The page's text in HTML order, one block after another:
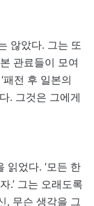
않았다. 그는 또
관료들이 모여
패전 후 일본의
. 그것은 그에게
읽었다. ‘모든 한
.’ 그는 오래도록
, 무슨 생각을 그